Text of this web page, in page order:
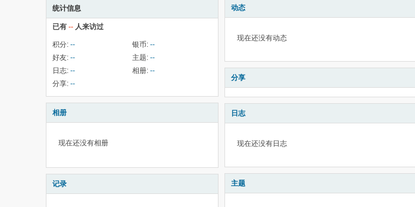
统计信息
已有 -- 人来访过
积分: -- 银币: --
好友: -- 主题: --
日志: -- 相册: --
分享: --
相册
现在还没有相册
记录
动态
现在还没有动态
分享
日志
现在还没有日志
主题